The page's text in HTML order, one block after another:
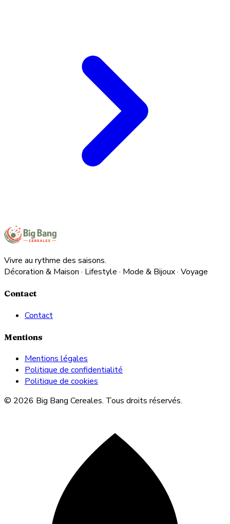
Vivre au rythme des saisons.
Décoration & Maison · Lifestyle · Mode & Bijoux · Voyage
Contact
Contact
Mentions
Mentions légales
Politique de confidentialité
Politique de cookies
© 2026 Big Bang Cereales. Tous droits réservés.